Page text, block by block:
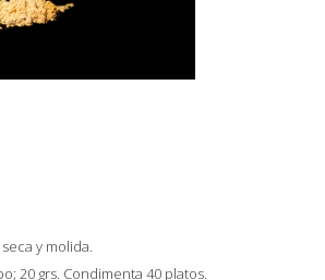
y molida.
20 grs. Condimenta 40 platos.